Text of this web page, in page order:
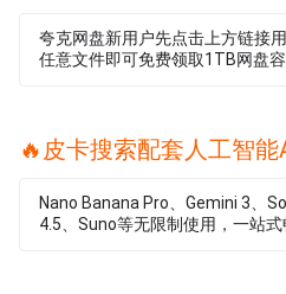
夸克网盘新用户先点击上方链接
任意文件即可免费领取1TB网盘容
Nano Banana Pro、Gemini 3、
4.5、Suno等无限制使用，一站式